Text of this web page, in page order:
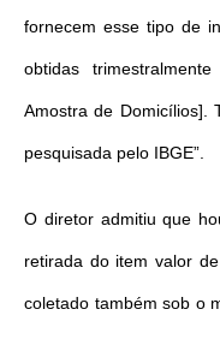
fornecem esse tipo de
obtidas
Amostra de Domicílios].
pesquisada pelo IBGE”.
O diretor admitiu que
retirada do item valor
coletado também sob o